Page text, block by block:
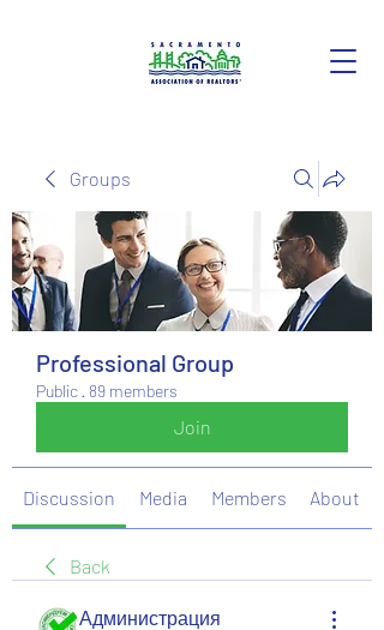
Groups
Professional Group
Public · 89 members
Join
Discussion Media Members About
Back
Администрация